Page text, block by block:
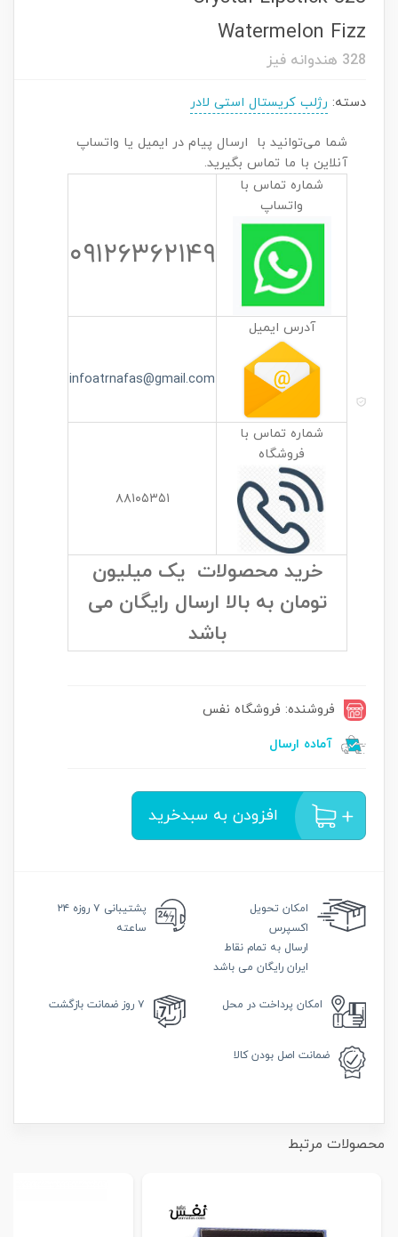
Watermelon Fizz
328 هندوانه فیز
دسته: رژلب کریستال استی لادر
شما می‌توانید با ارسال پیام در ایمیل یا واتساپ
آنلاین با ما تماس بگیرید.
شماره تماس با
واتساپ
۰۹۱۲۶۳۶۲۱۴۹
آدرس ایمیل
infoatrnafas@gmail.com
شماره تماس با
فروشگاه
۸۸۱۰۵۳۵۱
خرید محصولات یک میلیون
تومان به بالا ارسال رایگان می
باشد
فروشنده: فروشگاه نفس
آماده ارسال
افزودن به سبدخرید
امکان تحویل
اکسپرس
ارسال به تمام نقاط
ایران رایگان می باشد
پشتیبانی
۷ روزه ۲۴
ساعته
امکان پرداخت در محل ۷ روز ضمانت بازگشت
ضمانت اصل بودن کالا
محصولات مرتبط